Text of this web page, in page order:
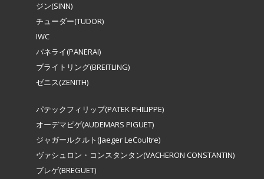
ジン(SINN)
チューダー(TUDOR)
IWC
パネライ(PANERAI)
ブライトリング(BREITLING)
ゼニス(ZENITH)
パテックフィリップ(PATEK PHILIPPE)
オーデマピゲ(AUDEMARS PIGUET)
ジャガールクルト(Jaeger LeCoultre)
ヴァシュロン・コンスタンタン(VACHERON CONSTANTIN)
ブレゲ(BREGUET)